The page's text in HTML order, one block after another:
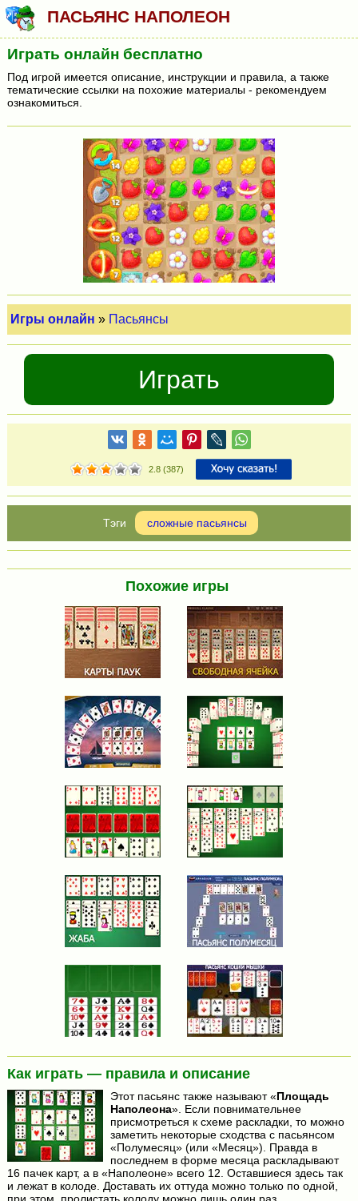
ПАСЬЯНС НАПОЛЕОН
Играть онлайн бесплатно
Под игрой имеется описание, инструкции и правила, а также
тематические ссылки на похожие материалы - рекомендуем
ознакомиться.
Игры онлайн » Пасьянсы
Играть
2.8(387)
сложные пасьянсы
Похожие игры
Как играть — правила и описание
Этот пасьянс также называют «Площадь
Наполеона». Если повнимательнее
присмотреться к схеме раскладки, то можно
заметить некоторые сходства с пасьянсом
«Полумесяц» (или «Месяц»). Правда в
последнем в форме месяца раскладывают
16 пачек карт, а в «Наполеоне» всего 12. Оставшиеся здесь так
и лежат в колоде. Доставать их оттуда можно только по одной,